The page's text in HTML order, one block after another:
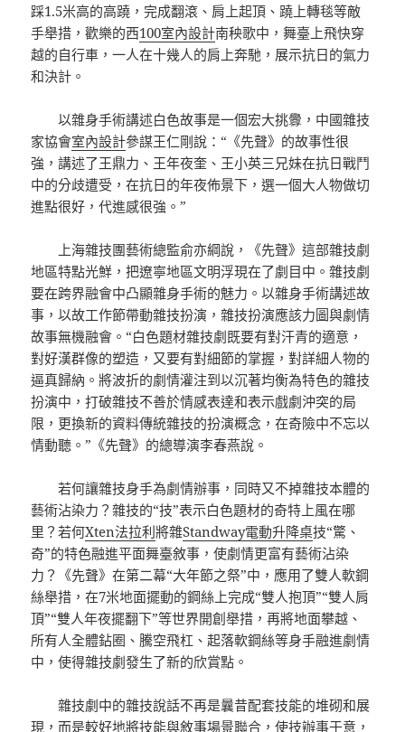
踩1.5米高的高蹺，完成翻滾、肩上起頂、蹺上轉毯等敵
手舉措，歡樂的西100室內設計南秧歌中，舞臺上飛快穿
越的自行車，一人在十幾人的肩上奔馳，展示抗日的氣力
和決計。
以雜身手術講述白色故事是一個宏大挑釁，中國雜技
家協會室內設計參謀王仁剛說：“《先聲》的故事性很
強，講述了王鼎力、王年夜奎、王小英三兄妹在抗日戰鬥
中的分歧遭受，在抗日的年夜佈景下，選一個大人物做切
進點很好，代進感很強。”
上海雜技團藝術總監俞亦綱說，《先聲》這部雜技劇
地區特點光鮮，把遼寧地區文明浮現在了劇目中。雜技劇
要在跨界融會中凸顯雜身手術的魅力。以雜身手術講述故
事，以故工作節帶動雜技扮演，雜技扮演應該力圖與劇情
故事無機融會。“白色題材雜技劇既要有對汗青的適意，
對好漢群像的塑造，又要有對細節的掌握，對詳細人物的
逼真歸納。將波折的劇情灌注到以沉著均衡為特色的雜技
扮演中，打破雜技不善於情感表達和表示戲劇沖突的局
限，更換新的資料傳統雜技的扮演概念，在奇險中不忘以
情動聽。”《先聲》的總導演李春燕說。
若何讓雜技身手為劇情辦事，同時又不掉雜技本體的
藝術沾染力？雜技的“技”表示白色題材的奇特上風在哪
里？若何Xten法拉利將雜Standway電動升降桌技“驚、
奇”的特色融進平面舞臺敘事，使劇情更富有藝術沾染
力？《先聲》在第二幕“大年節之祭”中，應用了雙人軟鋼
絲舉措，在7米地面擺動的鋼絲上完成“雙人抱頂”“雙人肩
頂”“雙人年夜擺翻下”等世界開創舉措，再將地面攀越、
所有人全體鉆圈、騰空飛杠、起落軟鋼絲等身手融進劇情
中，使得雜技劇發生了新的欣賞點。
雜技劇中的雜技說話不再是曩昔配套技能的堆砌和展
現，而是較好地將技能與敘事場景聯合，使技辦事于意，